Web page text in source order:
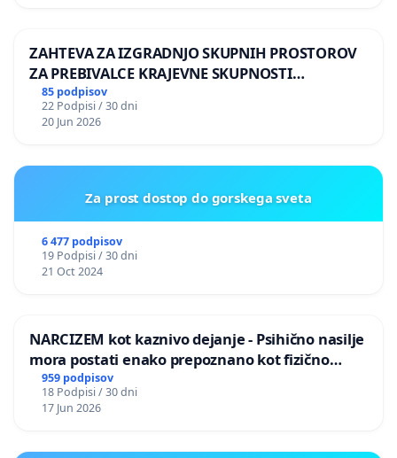
ZAHTEVA ZA IZGRADNJO SKUPNIH PROSTOROV
ZA PREBIVALCE KRAJEVNE SKUPNOSTI
PRESTRANEK
85 podpisov
22 Podpisi / 30 dni
20 Jun 2026
Za prost dostop do gorskega sveta
6 477 podpisov
19 Podpisi / 30 dni
21 Oct 2024
NARCIZEM kot kaznivo dejanje - Psihično nasilje
mora postati enako prepoznano kot fizično
nasilje
959 podpisov
18 Podpisi / 30 dni
17 Jun 2026